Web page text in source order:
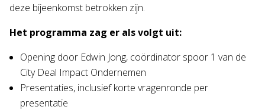
deze bijeenkomst betrokken zijn.
Het programma zag er als volgt uit:
Opening door Edwin Jong, coördinator spoor 1 van de
City Deal Impact Ondernemen
Presentaties, inclusief korte vragenronde per
presentatie